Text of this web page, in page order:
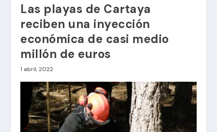
Las playas de Cartaya
reciben una inyección
económica de casi medio
millón de euros
1 abril, 2022